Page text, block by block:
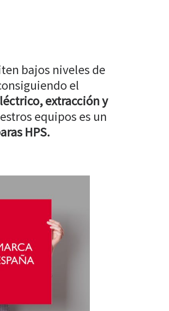
bajos niveles de
el
extracción y
equipos es un
HPS.